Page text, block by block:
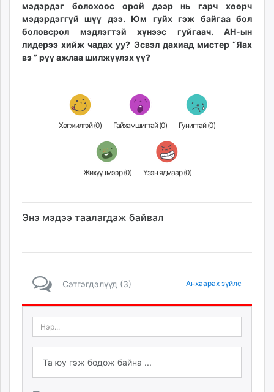
мэдэрдэг болохоос орой дээр нь гарч хөөрч
мэдэрдэггүй шүү дээ. Юм гуйх гэж байгаа бол
боловсрол мэдлэгтэй хүнээс гуйгаач. АН-ын
лидерээ хийж чадах уу? Эсвэл дахиад мистер “Яах
вэ ” рүү ажлаа шилжүүлэх үү?
Хөгжилтэй (0) Гайхамшигтай (0) Гунигтай (0)
Жихүүцмээр (0) Үзэн ядмаар (0)
Энэ мэдээ таалагдаж байвал
Сэтгэгдэлүүд (3) Анхаарах зүйлс